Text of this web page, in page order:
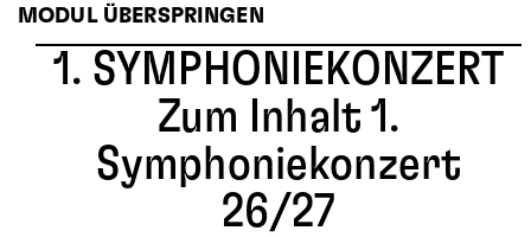
MODUL ÜBERSPRINGEN
1. SYMPHONIEKONZERT
Zum Inhalt 1.
Symphoniekonzert
26/27